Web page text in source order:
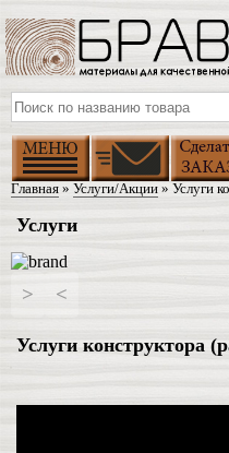
Главная » Услуги/Акции » Услуги
Услуги
> <
Услуги конструктора